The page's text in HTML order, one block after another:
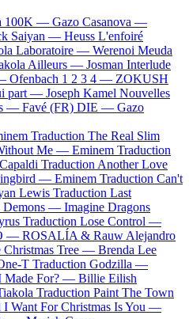
100K — Gazo Casanova —
Saiyan — Heuss L'enfoiré
Laboratoire — Werenoi Meuda
Ailleurs — Josman Interlude
Ofenbach 1 2 3 4 — ZOKUSH
part — Joseph Kamel Nouvelles
— Favé (FR) DIE — Gazo
Traduction The Real Slim
Me — Eminem Traduction
Traduction Another Love
— Eminem Traduction Can't
Lewis Traduction Last
Demons — Imagine Dragons
Traduction Lose Control —
— ROSALÍA & Rauw Alejandro
Christmas Tree — Brenda Lee
T Traduction Godzilla —
Made For? — Billie Eilish
Traduction Paint The Town
I Want For Christmas Is You —